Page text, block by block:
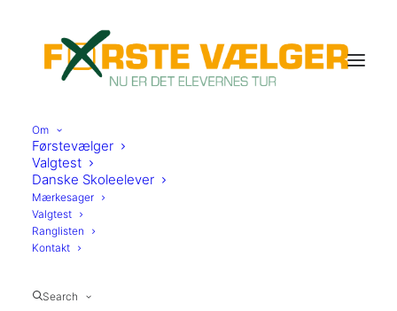
Om
Førstevælger
Valgtest
Danske Skoleelever
Mærkesager
Valgtest
Ranglisten
Kontakt
Search